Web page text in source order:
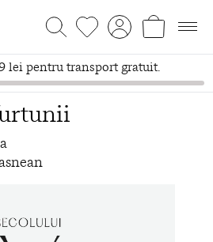
lei pentru transport gratuit.